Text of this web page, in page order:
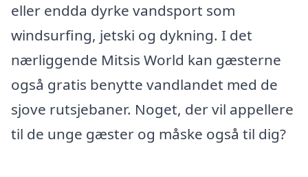
eller endda dyrke vandsport som
windsurfing, jetski og dykning. I det
nærliggende Mitsis World kan gæsterne
også gratis benytte vandlandet med de
sjove rutsjebaner. Noget, der vil appellere
til de unge gæster og måske også til dig?